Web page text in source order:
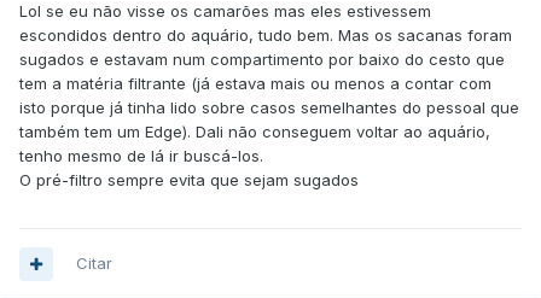
Lol se eu não visse os camarões mas eles estivessem
escondidos dentro do aquário, tudo bem. Mas os sacanas foram
sugados e estavam num compartimento por baixo do cesto que
tem a matéria filtrante (já estava mais ou menos a contar com
isto porque já tinha lido sobre casos semelhantes do pessoal que
também tem um Edge). Dali não conseguem voltar ao aquário,
tenho mesmo de lá ir buscá-los.
O pré-filtro sempre evita que sejam sugados
Citar